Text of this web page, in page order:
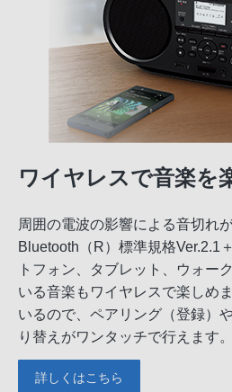
ワイヤレスで音楽を
周囲の電波の影響による音切れ
Bluetooth（R）標準規格Ver.2.1
トフォン、タブレット、ウォー
いる音楽もワイヤレスで楽しめ
いるので、ペアリング（登録）
り替えがワンタッチで行えます。
詳しくはこちら